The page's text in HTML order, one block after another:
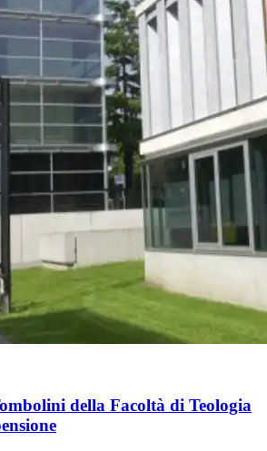
della Facoltà di Teologia